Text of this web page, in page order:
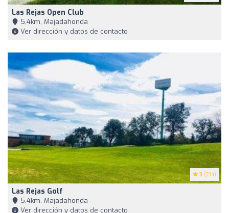
Las Rejas Open Club
5,4km, Majadahonda
Ver dirección y datos de contacto
3 (214)
Las Rejas Golf
5,4km, Majadahonda
Ver dirección y datos de contacto